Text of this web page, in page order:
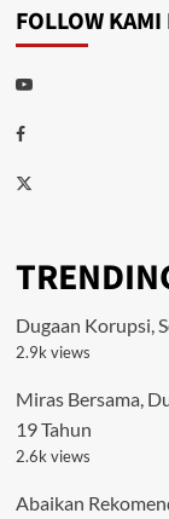
FOLLOW KAMI
Youtube
Facebook
Twitter
Dugaan Korupsi,
2.9k views
Miras Bersama,
19 Tahun
2.6k views
Abaikan